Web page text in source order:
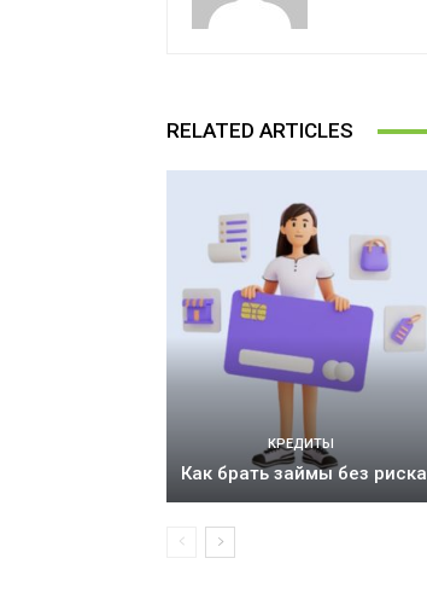
RELATED ARTICLES
КРЕДИТЫ
Как брать займы без риска